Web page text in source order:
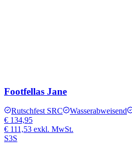
Footfellas Jane
Rutschfest SRC Wasserabweisend
€ 134,95
€ 111,53 exkl. MwSt.
S3S